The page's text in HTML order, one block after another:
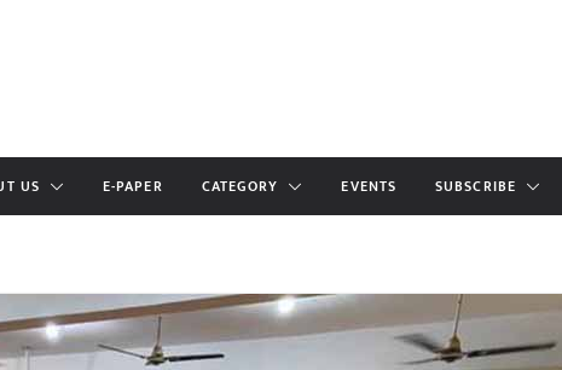
US E-PAPER CATEGORY EVENTS SUBSCRIBE